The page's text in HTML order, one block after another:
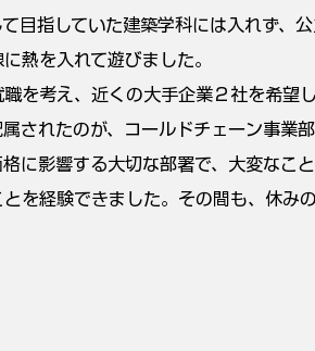
目指していた建築学科には入れず、
熱を入れて遊びました。
を考え、近くの大手企業２社を希望
されたのが、コールドチェーン事業
に影響する大切な部署で、大変なこ
を経験できました。その間も、休み